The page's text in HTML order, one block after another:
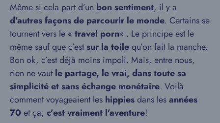
Même si cela part d’un bon sentiment, il y a
d’autres façons de parcourir le monde. Certains se
tournent vers le « travel porn« . Le principe est le
même sauf que c’estsur la toilequ’on fait la manche.
Bon ok, c’est déjà moins impoli. Mais, entre nous,
rien ne vautle partage, le vrai, dans toute sa
simplicité et sans échange monétaire. Voilà
comment voyageaient les hippiesdans lesannées
70 et ça, c’est vraiment l’aventure!